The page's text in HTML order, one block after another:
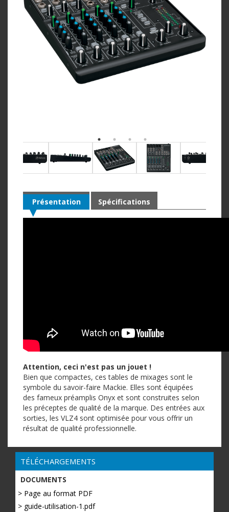
Présentation
Attention, ceci n'est pas un jouet !
Bien que compactes, ces tables de mixages sont le
symbole du savoir-faire Mackie. Elles sont équipées
des fameux préamplis Onyx et sont construites selon
les préceptes de qualité de la marque. Des entrées aux
sorties, les VLZ4 sont optimisée pour vous offrir un
résultat de qualité professionnelle.
Spécifications
TÉLÉCHARGEMENTS
DOCUMENTS
> Page au format PDF
> guide-utilisation-1.pdf